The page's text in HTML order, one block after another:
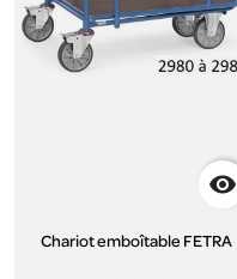

Chariot emboîtable FETRA